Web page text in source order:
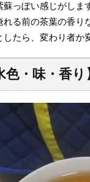
っぽい感じがしま
れる前の茶葉の香り
したら、変わり者か
色・味・香り